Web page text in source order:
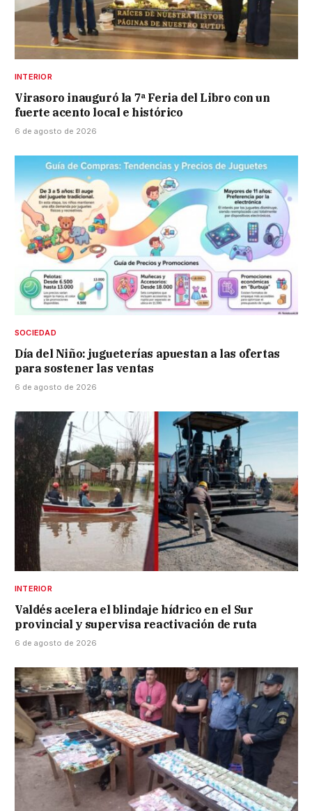
INTERIOR
Virasoro inauguró la 7ª Feria del Libro con un
fuerte acento local e histórico
6 de agosto de 2026
SOCIEDAD
Día del Niño: jugueterías apuestan a las ofertas
para sostener las ventas
6 de agosto de 2026
INTERIOR
Valdés acelera el blindaje hídrico en el Sur
provincial y supervisa reactivación de ruta
6 de agosto de 2026